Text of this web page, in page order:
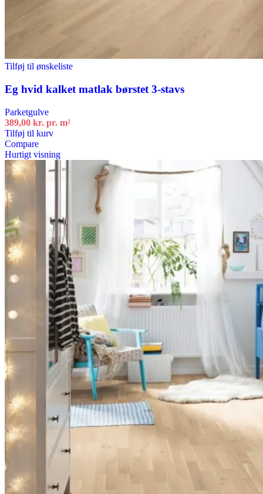
Tilføj til ønskeliste
Eg hvid kalket matlak børstet 3-stavs
Parketgulve
389,00 kr. pr. m²
Tilføj til kurv
Compare
Hurtigt visning